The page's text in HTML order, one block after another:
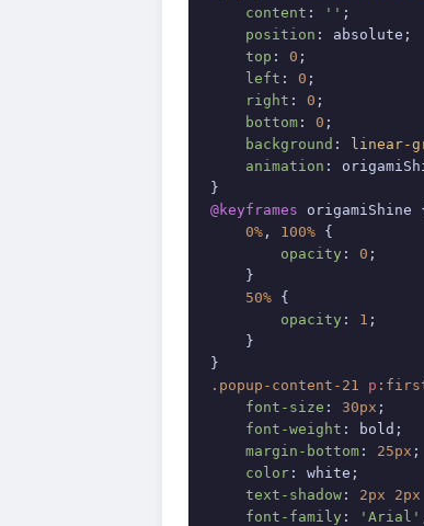
content : '' ;
position : absolute;
top : 0 ;
left : 0 ;
right : 0 ;
bottom : 0 ;
background : linear-
animation :
@keyframes origamiShine
0% , 100% {
opacity : 0 ;
    }
50% {
opacity : 1 ;
    }
.popup-content-21
p
font-size : 30px ;
font-weight : bold;
margin-bottom : 25px ;
color : white;
text-shadow : 2px 2px
font-family : 'Arial'